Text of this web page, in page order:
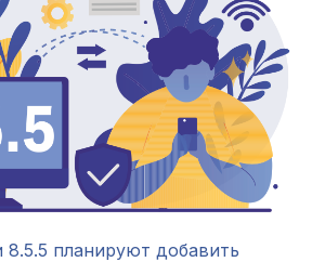
планируют добавить